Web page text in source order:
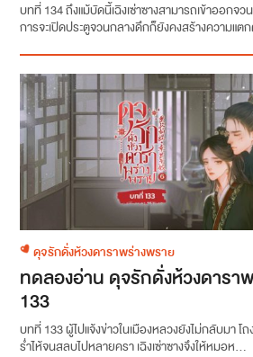
บทที่ 134 ถึงแม้บัดนี้เฉิงเซ่าซางสามารถเข้าออกจว
การจะเปิดประตูจวนกลางดึกก็ยังคงสร้างความแต
ดุจรักดั่งห้วงดาราพร่างพราย
ทดลองอ่าน ดุจรักดั่งห้วงดารา
133
บทที่ 133 ผู้ไปแจ้งข่าวในเมืองหลวงยังไม่กลับมา
ร่ำไห้จนสลบไปหลายครา เฉิงเซ่าซางจึงให้หมอห...